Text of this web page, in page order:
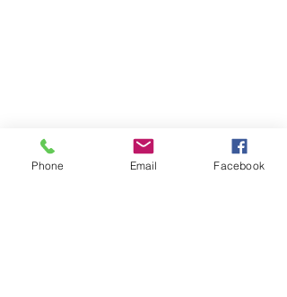
Phone Email Facebook